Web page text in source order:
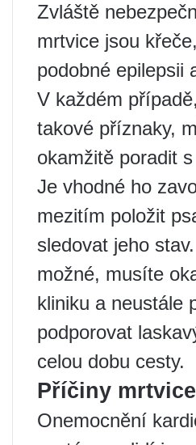
Zvláště
mrtvice jsou
podobné epilepsii
V každém
takové příznaky,
okamžitě poradit
Je vhodné ho
mezitím položit
sledovat jeho
možné, musíte
kliniku a neustále
podporovat
celou dobu cesty.
Příčiny
Onemocnění